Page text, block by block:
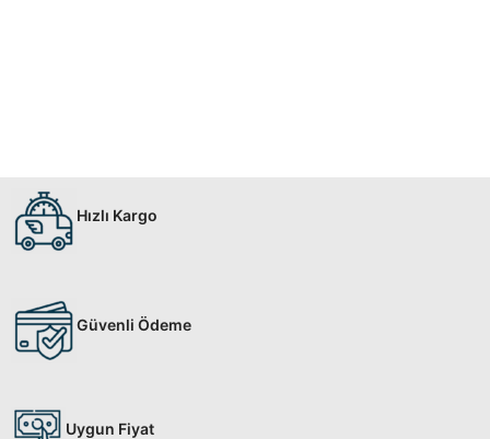
Hızlı Kargo
Güvenli Ödeme
Uygun Fiyat